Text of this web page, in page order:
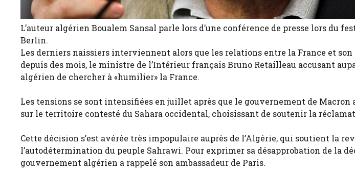
L’auteur algérien Boualem Sansal parle lors d’une conférence de presse lors du
Berlin.
Les derniers naissiers interviennent alors que les relations entre la France et
depuis des mois, le ministre de l’Intérieur français Bruno Retailleau accusant
algérien de chercher à «humilier» la France.
Les tensions se sont intensifiées en juillet après que le gouvernement de
sur le territoire contesté du Sahara occidental, choisissant de soutenir la
Cette décision s’est avérée très impopulaire auprès de l’Algérie, qui soutient la
l’autodétermination du peuple Sahrawi. Pour exprimer sa désapprobation de la
gouvernement algérien a rappelé son ambassadeur de Paris.